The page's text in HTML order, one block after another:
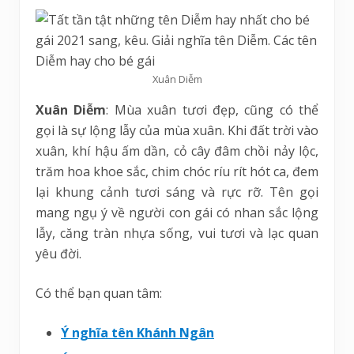
Xuân Diễm
Xuân Diễm: Mùa xuân tươi đẹp, cũng có thể
gọi là sự lộng lẫy của mùa xuân. Khi đất trời vào
xuân, khí hậu ấm dần, cỏ cây đâm chồi nảy lộc,
trăm hoa khoe sắc, chim chóc ríu rít hót ca, đem
lại khung cảnh tươi sáng và rực rỡ. Tên gọi
mang ngụ ý về người con gái có nhan sắc lộng
lẫy, căng tràn nhựa sống, vui tươi và lạc quan
yêu đời.
Có thể bạn quan tâm:
Ý nghĩa tên Khánh Ngân